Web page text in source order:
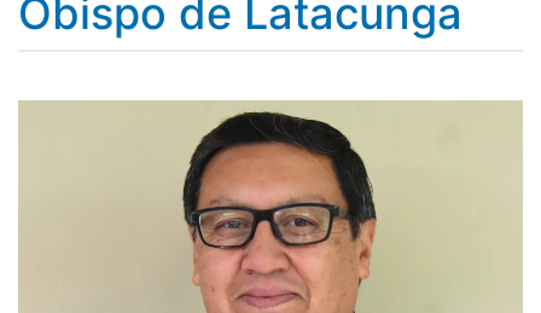
Obispo de Latacunga